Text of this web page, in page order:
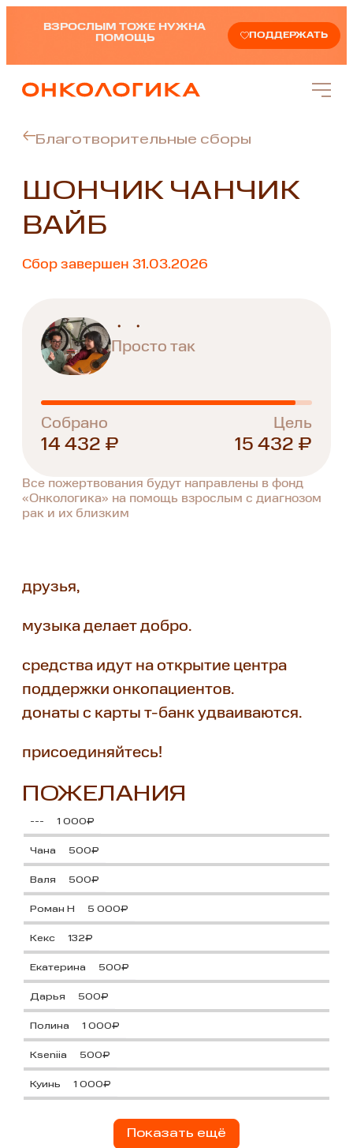
ВЗРОСЛЫМ ТОЖЕ НУЖНА
ПОМОЩЬ
ПОДДЕРЖАТЬ
Благотворительные сборы
ШОНЧИК ЧАНЧИК
ВАЙБ
Сбор завершен 31.03.2026
・ ・
Просто так
Собрано
14 432 ₽
Цель
15 432 ₽
Все пожертвования будут направлены в фонд
«Онкологика» на помощь взрослым с диагнозом
рак и их близким
друзья,
музыка делает добро.
средства идут на открытие центра
поддержки онкопациентов.
донаты с карты т-банк удваиваются.
присоединяйтесь!
ПОЖЕЛАНИЯ
--- 1 000₽
Чана 500₽
Валя 500₽
Роман Н 5 000₽
Кекс 132₽
Екатерина 500₽
Дарья 500₽
Полина 1 000₽
Kseniia 500₽
Куинь 1 000₽
Показать ещё